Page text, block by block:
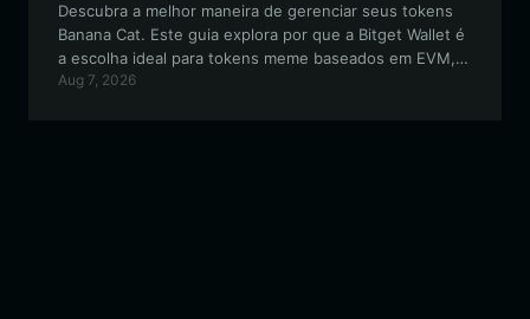
Descubra a melhor maneira de gerenciar seus tokens
Banana Cat. Este guia explora por que a Bitget Wallet é
a escolha ideal para tokens meme baseados em EVM,
oferecendo armazenamento seguro, negociação
Aug 7, 2026